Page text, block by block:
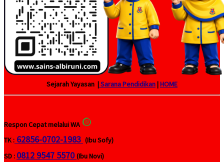
Sejarah Yayasan |Sarana Pendidikan |HOME
Respon Cepat melalui WA
TK : 62856-0702-1983 (Ibu Sofy)
SD : 0812 9547 5570(Ibu Novi)